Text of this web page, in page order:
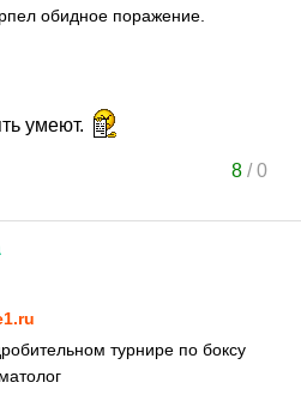
обидное поражение.
умеют.
8/0
турнире по боксу